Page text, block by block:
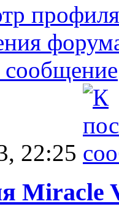
профиля
22:25
Miracle